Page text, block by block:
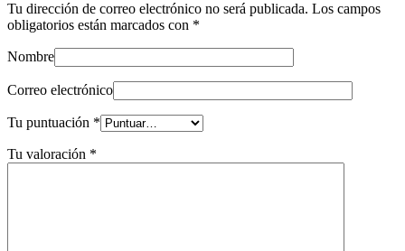
Tu dirección de correo electrónico no será publicada. Los campos
obligatorios están marcados con *
Nombre
Correo electrónico
Tu puntuación *
Tu valoración *